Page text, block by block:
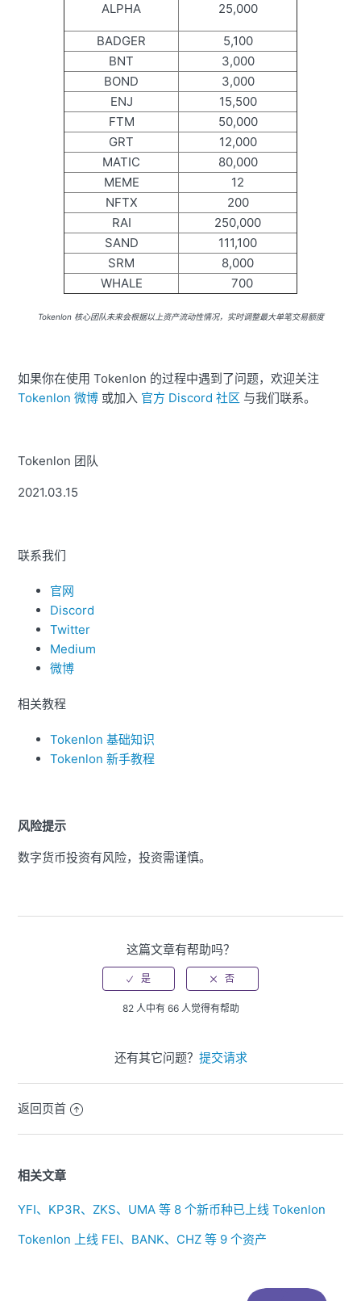
ALPHA 25,000
BADGER
5,100
BNT
3,000
BOND
3,000
ENJ
15,500
FTM
50,000
GRT
12,000
MATIC
80,000
MEME
12
NFTX
200
RAI
250,000
SAND
111,100
SRM
8,000
WHALE
700
Tokenlon 核心团队未来会根据以上资产流动性情况，实时调整最大单笔交易额度
如果你在使用 Tokenlon 的过程中遇到了问题，欢迎关注
Tokenlon 微博 或加入 官方 Discord 社区 与我们联系。
Tokenlon 团队
2021.03.15
联系我们
官网
Discord
Twitter
Medium
微博
相关教程
Tokenlon 基础知识
Tokenlon 新手教程
风险提示
数字货币投资有风险，投资需谨慎。
这篇文章有帮助吗？
82 人中有 66 人觉得有帮助
还有其它问题？ 提交请求
返回页首
相关文章
YFI、KP3R、ZKS、UMA 等 8 个新币种已上线 Tokenlon
Tokenlon 上线 FEI、BANK、CHZ 等 9 个资产